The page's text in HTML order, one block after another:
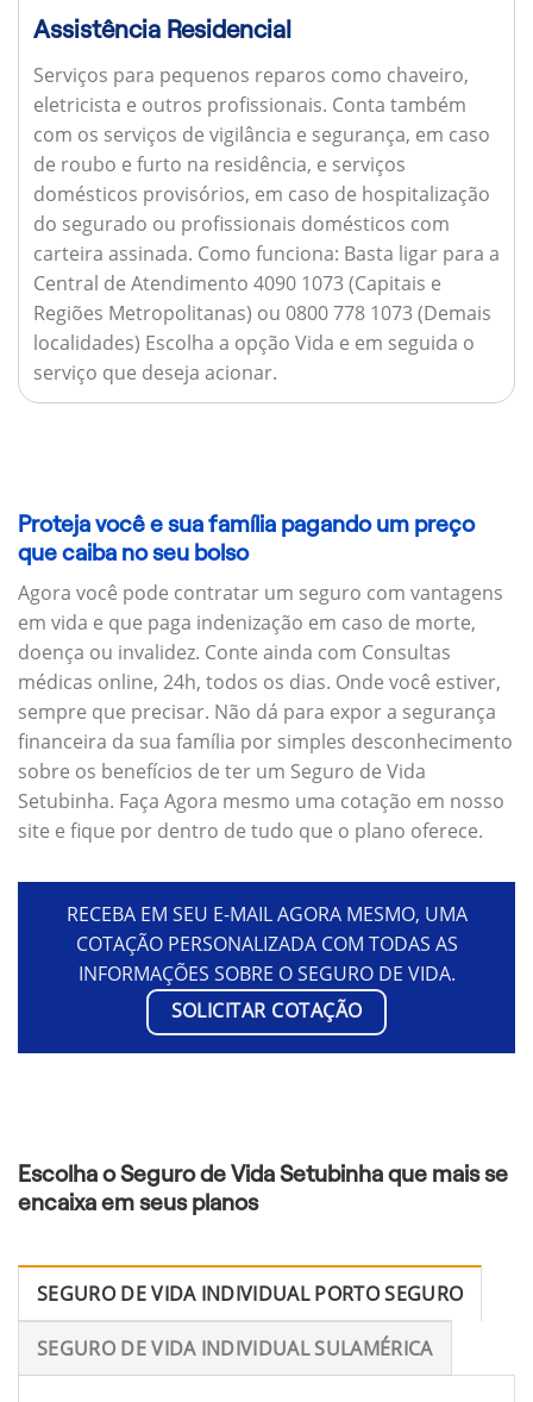
Assistência Residencial
Serviços para pequenos reparos como chaveiro,
eletricista e outros profissionais. Conta também
com os serviços de vigilância e segurança, em caso
de roubo e furto na residência, e serviços
domésticos provisórios, em caso de hospitalização
do segurado ou profissionais domésticos com
carteira assinada. Como funciona: Basta ligar para a
Central de Atendimento 4090 1073 (Capitais e
Regiões Metropolitanas) ou 0800 778 1073 (Demais
localidades) Escolha a opção Vida e em seguida o
serviço que deseja acionar.
Proteja você e sua família pagando um preço
que caiba no seu bolso
Agora você pode contratar um seguro com vantagens
em vida e que paga indenização em caso de morte,
doença ou invalidez. Conte ainda com Consultas
médicas online, 24h, todos os dias. Onde você estiver,
sempre que precisar. Não dá para expor a segurança
financeira da sua família por simples desconhecimento
sobre os benefícios de ter um Seguro de Vida
Setubinha. Faça Agora mesmo uma cotação em nosso
site e fique por dentro de tudo que o plano oferece.
RECEBA EM SEU E-MAIL AGORA MESMO, UMA
COTAÇÃO PERSONALIZADA COM TODAS AS
INFORMAÇÕES SOBRE O SEGURO DE VIDA.
SOLICITAR COTAÇÃO
Escolha o Seguro de Vida Setubinha que mais se
encaixa em seus planos
SEGURO DE VIDA INDIVIDUAL PORTO SEGURO
SEGURO DE VIDA INDIVIDUAL SULAMÉRICA